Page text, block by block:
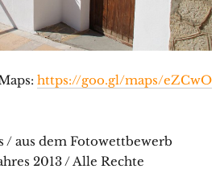
https://goo.gl/maps/eZCwO
/ aus dem Fotowettbewerb
2013 / Alle Rechte